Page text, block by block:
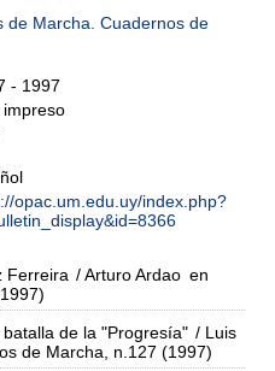
de Marcha. Cuadernos de
- 1997
opac.um.edu.uy/index.php?
Ferreira / Arturo Ardao en
de la "Progresía" / Luis
de Marcha, n.127 (1997)